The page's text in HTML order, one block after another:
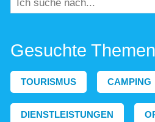
Gesuchte Themen
TOURISMUS CAMPING
DIENSTLEISTUNGEN